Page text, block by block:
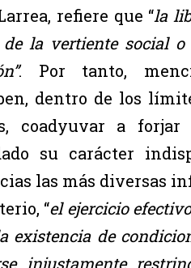
refiere que “la
la vertiente social
. Por tanto,
dentro de los
coadyuvar a
su carácter
las más diversas
“el ejercicio
existencia de
injustamente